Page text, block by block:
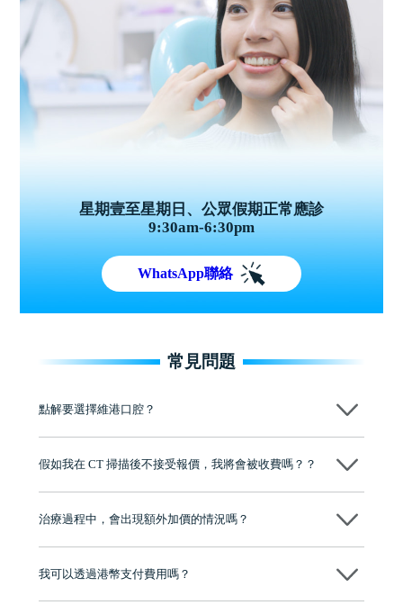
星期壹至星期日、公眾假期正常應診
9:30am-6:30pm
WhatsApp聯絡
常見問題
點解要選擇維港口腔？
牌」、「2025香港企業領袖品牌」，是諾貝爾種植系統全球放心植牙中
至今已服務超過三十個國家和地區的顧客，受到粵港澳大灣區及周邊城
有咨詢及服務保障中心，有任何問題都可以隨時預約免費咨詢，讓人十
假如我在 CT 掃描後不接受報價，我將會被收費嗎？？
治療過程中，會出現額外加價的情況嗎？
我可以透過港幣支付費用嗎？
可以。維港口腔會按照當日匯率轉算收取費用，而匯率會及時告知客人